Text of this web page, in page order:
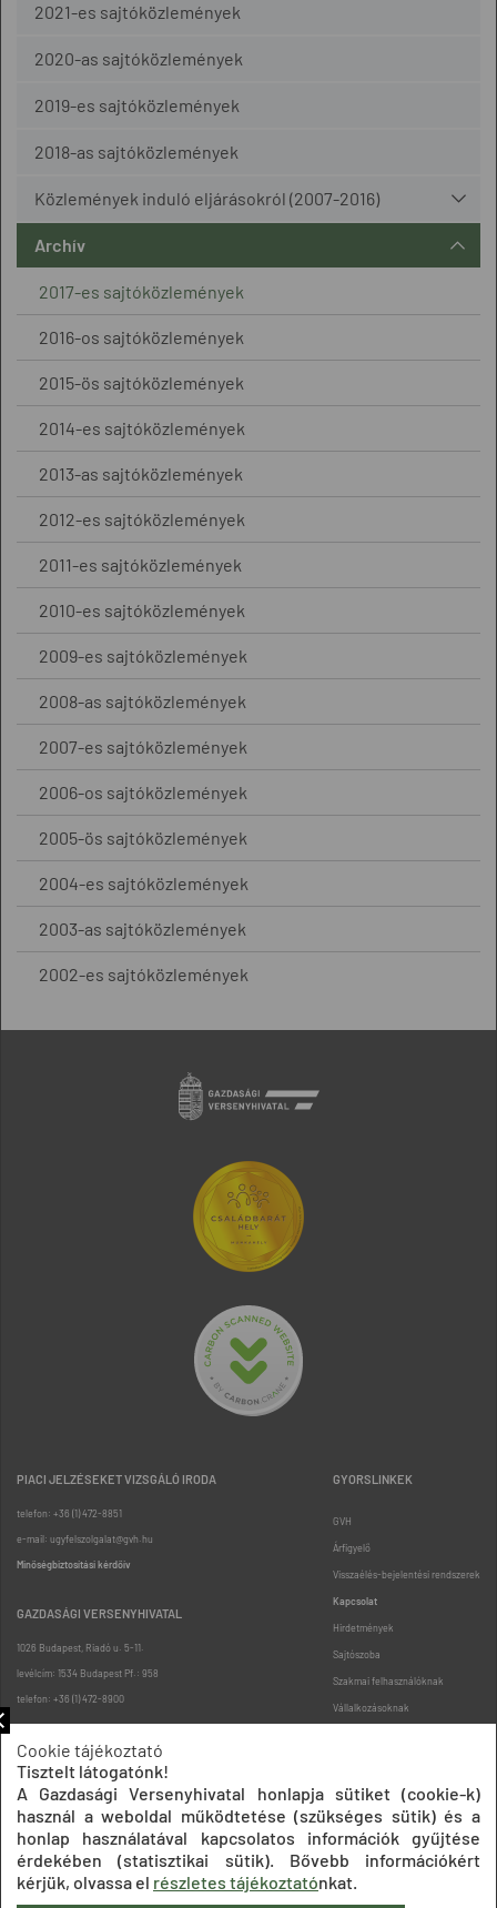
2021-es sajtóközlemények
2020-as sajtóközlemények
2019-es sajtóközlemények
2018-as sajtóközlemények
Közlemények induló eljárásokról (2007-2016)
Archív
2017-es sajtóközlemények
2016-os sajtóközlemények
2015-ös sajtóközlemények
2014-es sajtóközlemények
2013-as sajtóközlemények
2012-es sajtóközlemények
2011-es sajtóközlemények
2010-es sajtóközlemények
2009-es sajtóközlemények
2008-as sajtóközlemények
2007-es sajtóközlemények
2006-os sajtóközlemények
2005-ös sajtóközlemények
2004-es sajtóközlemények
2003-as sajtóközlemények
2002-es sajtóközlemények
PIACI JELZÉSEKET VIZSGÁLÓ IRODA
telefon: +36 (1) 472-8851
e-mail: ugyfelszolgalat@gvh.hu
Minőségbiztosítási kérdőív
GAZDASÁGI VERSENYHIVATAL
1026 Budapest, Riadó u. 5-11.
levélcím: 1534 Budapest Pf.: 958
telefon: +36 (1) 472-8900
GYORSLINKEK
GVH
Árfigyelő
Visszaélés-bejelentési rendszerek
Kapcsolat
Hirdetmények
Sajtószoba
Szakmai felhasználóknak
Vállalkozásoknak
Oldaltérkép
Cookie tájékoztató
Tisztelt látogatónk!
A Gazdasági Versenyhivatal honlapja sütiket (cookie-k)
használ a weboldal működtetése (szükséges sütik) és a
honlap használatával kapcsolatos információk gyűjtése
érdekében (statisztikai sütik). Bővebb információkért
kérjük, olvassa el részletes tájékoztatónkat.